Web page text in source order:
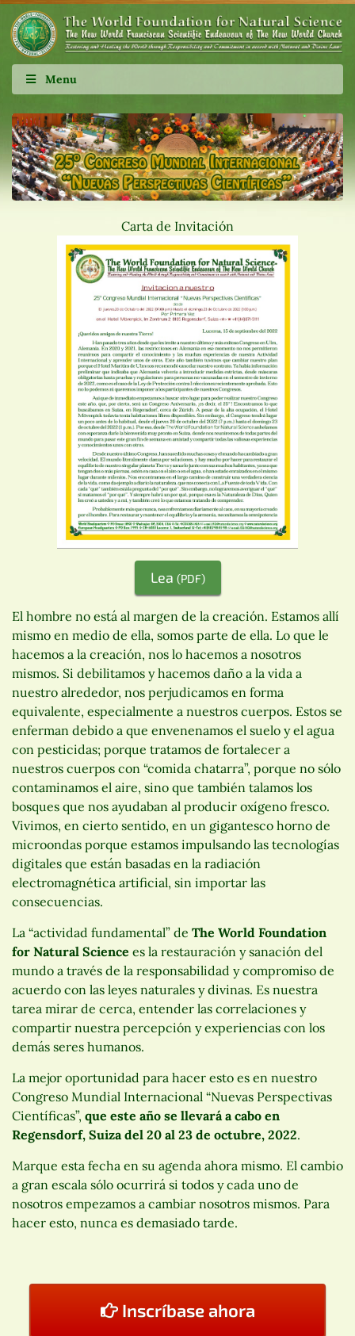
Menu
Carta de Invitación
Lea (PDF)
El hombre no está al margen de la creación. Estamos allí
mismo en medio de ella, somos parte de ella. Lo que le
hacemos a la creación, nos lo hacemos a nosotros
mismos. Si debilitamos y hacemos daño a la vida a
nuestro alrededor, nos perjudicamos en forma
equivalente, especialmente a nuestros cuerpos. Estos se
enferman debido a que envenenamos el suelo y el agua
con pesticidas; porque tratamos de fortalecer a
nuestros cuerpos con “comida chatarra”, porque no sólo
contaminamos el aire, sino que también talamos los
bosques que nos ayudaban al producir oxígeno fresco.
Vivimos, en cierto sentido, en un gigantesco horno de
microondas porque estamos impulsando las tecnologías
digitales que están basadas en la radiación
electromagnética artificial, sin importar las
consecuencias.
La “actividad fundamental” de The World Foundation
for Natural Science es la restauración y sanación del
mundo a través de la responsabilidad y compromiso de
acuerdo con las leyes naturales y divinas. Es nuestra
tarea mirar de cerca, entender las correlaciones y
compartir nuestra percepción y experiencias con los
demás seres humanos.
La mejor oportunidad para hacer esto es en nuestro
Congreso Mundial Internacional “Nuevas Perspectivas
Científicas”, que este año se llevará a cabo en
Regensdorf, Suiza del 20 al 23 de octubre, 2022.
Marque esta fecha en su agenda ahora mismo. El cambio
a gran escala sólo ocurrirá si todos y cada uno de
nosotros empezamos a cambiar nosotros mismos. Para
hacer esto, nunca es demasiado tarde.
Inscríbase ahora